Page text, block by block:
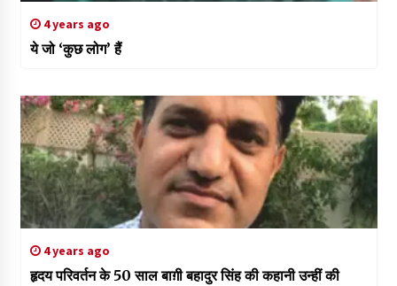
4 years ago
ये जो ‘कुछ लोग’ हैं
4 years ago
हृदय परिवर्तन के 50 साल बाग़ी बहादुर सिंह की कहानी उन्हीं की